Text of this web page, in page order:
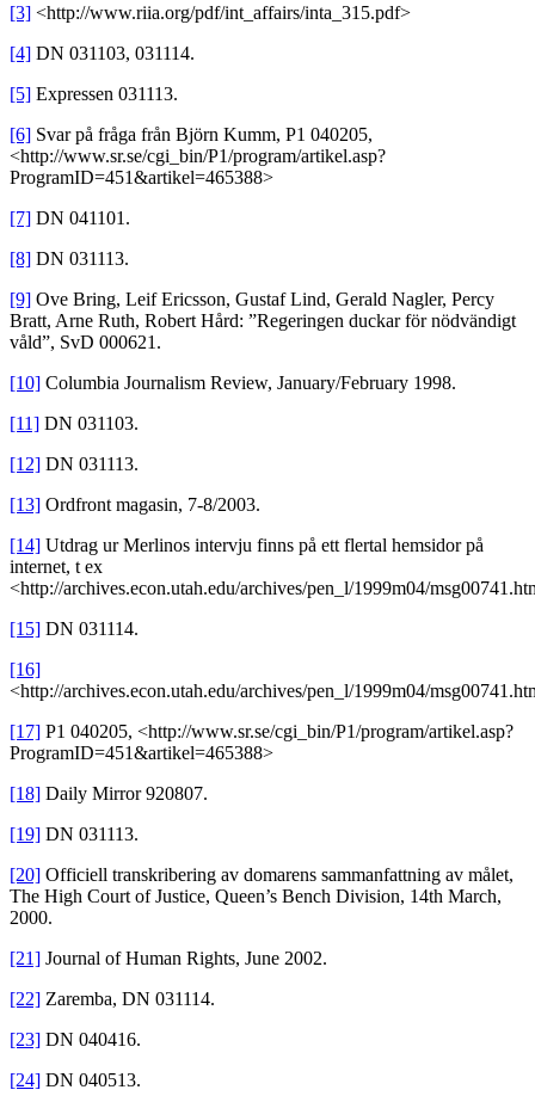
[3] <http://www.riia.org/pdf/int_affairs/inta_315.pdf>
[4] DN 031103, 031114.
[5] Expressen 031113.
[6] Svar på fråga från Björn Kumm, P1 040205,
<http://www.sr.se/cgi_bin/P1/program/artikel.asp?
ProgramID=451&artikel=465388>
[7] DN 041101.
[8] DN 031113.
[9] Ove Bring, Leif Ericsson, Gustaf Lind, Gerald Nagler, Percy
Bratt, Arne Ruth, Robert Hård: ”Regeringen duckar för nödvändigt
våld”, SvD 000621.
[10] Columbia Journalism Review, January/February 1998.
[11] DN 031103.
[12] DN 031113.
[13] Ordfront magasin, 7-8/2003.
[14] Utdrag ur Merlinos intervju finns på ett flertal hemsidor på
internet, t ex
<http://archives.econ.utah.edu/archives/pen_l/1999m04/
[15] DN 031114.
[16]
<http://archives.econ.utah.edu/archives/pen_l/1999m04/
[17] P1 040205, <http://www.sr.se/cgi_bin/P1/program/artikel.asp?
ProgramID=451&artikel=465388>
[18] Daily Mirror 920807.
[19] DN 031113.
[20] Officiell transkribering av domarens sammanfattning av målet,
The High Court of Justice, Queen’s Bench Division, 14th March,
2000.
[21] Journal of Human Rights, June 2002.
[22] Zaremba, DN 031114.
[23] DN 040416.
[24] DN 040513.